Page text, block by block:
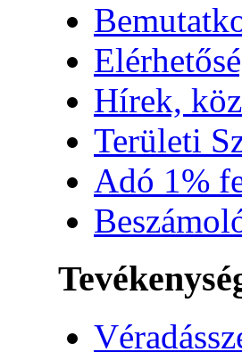
Hírek,
Területi
Adó 1%